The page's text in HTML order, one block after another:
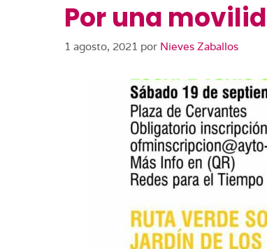
Por una
1 agosto, 2021 por Nieves Zaballos